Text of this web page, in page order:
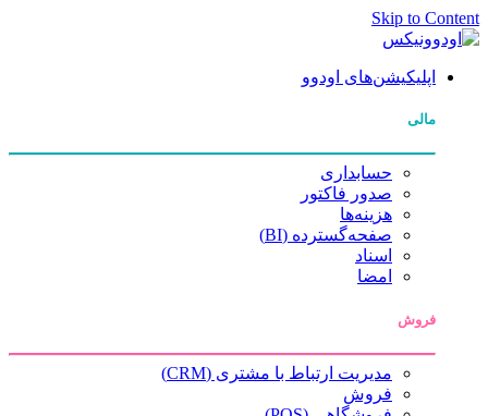
Skip to Content
اپلیکیشن‌های اودوو
مالی
حسابداری
صدور فاکتور
هزینه‌ها
صفحه‌گسترده (BI)
اسناد
امضا
فروش
مدیریت ارتباط با مشتری (CRM)
فروش